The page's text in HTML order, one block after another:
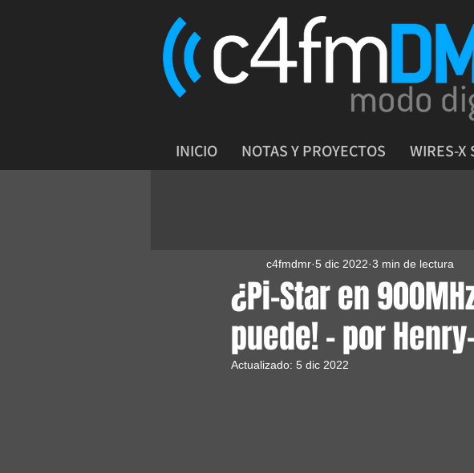
INICIO NOTAS Y PROYECTOS WIRES-X
¿Pi-Star en
puede! - por
c4fmdmr 5 dic 2022 3 min de lectura
Actualizado: 5 dic 2022